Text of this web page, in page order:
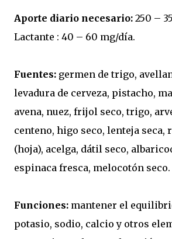
Aporte diario necesario: 250 –
Lactante : 40 – 60 mg/día.
Fuentes: germen de trigo,
levadura de cerveza, pistacho,
avena, nuez, frijol seco, trigo,
centeno, higo seco, lenteja seca,
(hoja), acelga, dátil seco,
espinaca fresca, melocotón seco.
Funciones: mantener el
potasio, sodio, calcio y otros